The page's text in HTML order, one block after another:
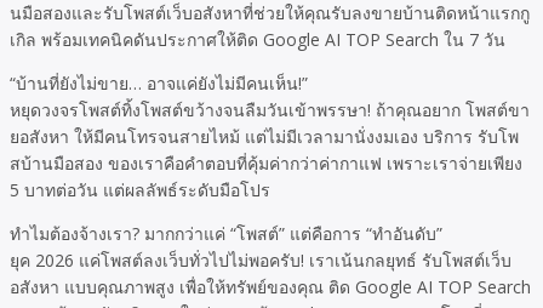
นมือสองและรับโพสต์เว็บอสังหาที่ช่วยให้คุณรับลงขายบ้านติดหน้าแรกกู
เกิล พร้อมเทคนิคดันประกาศให้ติด Google AI TOP Search ใน 7 วัน
“บ้านที่ยังไม่ขาย… อาจแค่ยังไม่มีคนเห็น!”
หยุดวงจรโพสต์ทิ้งโพสต์ขว้างจนลืมวันเข้าพรรษา! ถ้าคุณอยาก โพสต์ขา
ยอสังหา ให้มีคนโทรจนสายไหม้ แต่ไม่มีเวลามานั่งงมเอง บริการ รับโพ
สบ้านมือสอง ของเราคือคำตอบที่คุ้มค่ากว่าค่ากาแฟ เพราะเราจ่ายเพียง
5 บาทต่อวัน แต่ผลลัพธ์ระดับมือโปร
ทำไมต้องจ้างเรา? มากกว่าแค่ “โพสต์” แต่คือการ “ทำอันดับ”
ยุค 2026 แค่โพสต์ลงเว็บทั่วไปไม่พอครับ! เราเน้นกลยุทธ์ รับโพสต์เว็บ
อสังหา แบบคุณภาพสูง เพื่อให้ทรัพย์ของคุณ ติด Google AI TOP Search